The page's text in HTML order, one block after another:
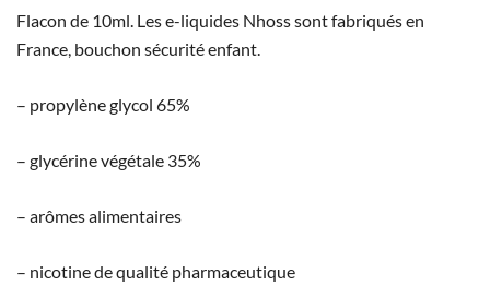
Flacon de 10ml. Les e-liquides Nhoss sont fabriqués en
France, bouchon sécurité enfant.
– propylène glycol 65%
– glycérine végétale 35%
– arômes alimentaires
– nicotine de qualité pharmaceutique